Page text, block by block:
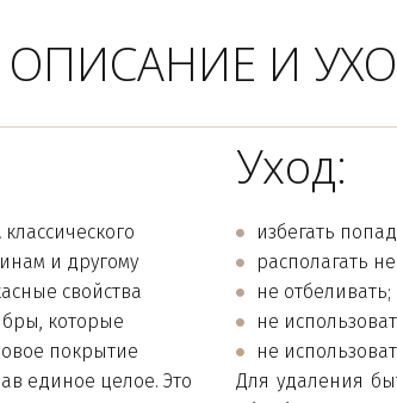
ОПИСАНИЕ И
и другому
свойства
которые
покрытие
единое целое. Это
Уход:
избегать
располагать
не отбеливать;
не
не
Для удаления